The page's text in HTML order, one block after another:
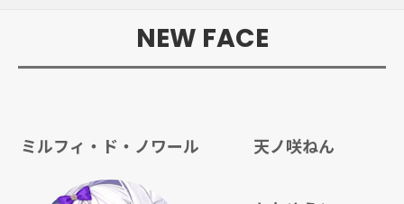
NEW FACE
ミルフィ・ド・ノワール 天ノ咲ねん